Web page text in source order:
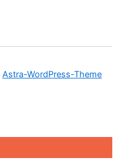
Astra-WordPress-Theme